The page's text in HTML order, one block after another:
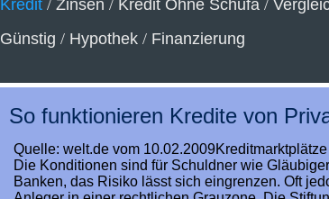
Kredit / Zinsen / Kredit Ohne Schufa /
Günstig / Hypothek / Finanzierung
So funktionieren Kredite von
Quelle: welt.de vom
Die Konditionen sind für Schuldner wie
Banken, das Risiko lässt sich eingrenzen. Oft